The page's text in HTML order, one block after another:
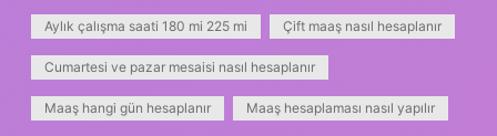
Aylık çalışma saati 180 mi 225 mi Çift maaş nasıl hesaplanır
Cumartesi ve pazar mesaisi nasıl hesaplanır
Maaş hangi gün hesaplanır Maaş hesaplaması nasıl yapılır